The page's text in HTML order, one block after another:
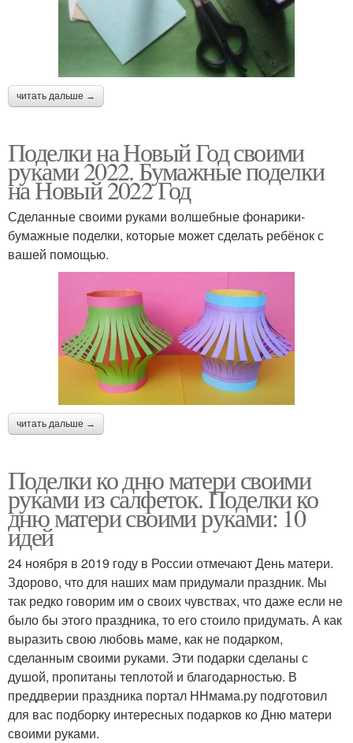
читать дальше →
Поделки на Новый Год своими
руками 2022. Бумажные поделки
на Новый 2022 Год
Сделанные своими руками волшебные фонарики-
бумажные поделки, которые может сделать ребёнок с
вашей помощью.
читать дальше →
Поделки ко дню матери своими
руками из салфеток. Поделки ко
дню матери своими руками: 10
идей
24 ноября в 2019 году в России отмечают День матери.
Здорово, что для наших мам придумали праздник. Мы
так редко говорим им о своих чувствах, что даже если не
было бы этого праздника, то его стоило придумать. А как
выразить свою любовь маме, как не подарком,
сделанным своими руками. Эти подарки сделаны с
душой, пропитаны теплотой и благодарностью. В
преддверии праздника портал ННмама.ру подготовил
для вас подборку интересных подарков ко Дню матери
своими руками.